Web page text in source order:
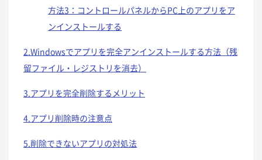
方法3：コントロールパネルからPC上のアプリをア
ンインストールする
2.Windowsでアプリを完全アンインストールする方法（残
留ファイル・レジストリを消去）
3.アプリを完全削除するメリット
4.アプリ削除時の注意点
5.削除できないアプリの対処法